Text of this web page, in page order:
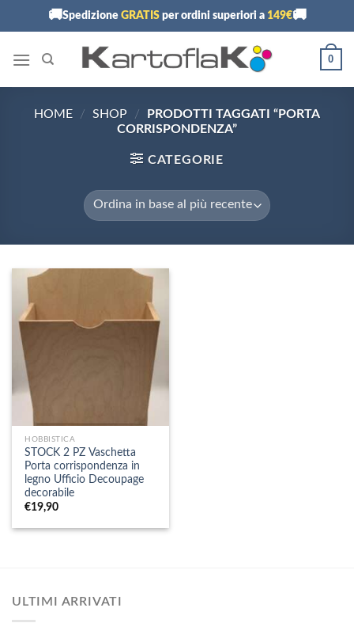
🚚Spedizione GRATISper ordini superiori a 149€🚚
0
HOME / SHOP /
PRODOTTI TAGGATI “PORTA
CORRISPONDENZA”
CATEGORIE
HOBBISTICA
STOCK 2 PZ Vaschetta
Porta corrispondenza in
legno Ufficio Decoupage
decorabile
€19,90
ULTIMI ARRIVATI